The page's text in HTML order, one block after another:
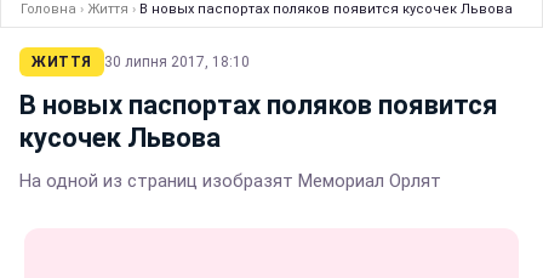
Головна › Життя › В новых паспортах поляков появится кусочек Львова
ЖИТТЯ 30 липня 2017, 18:10
В новых паспортах поляков появится
кусочек Львова
На одной из страниц изобразят Мемориал Орлят